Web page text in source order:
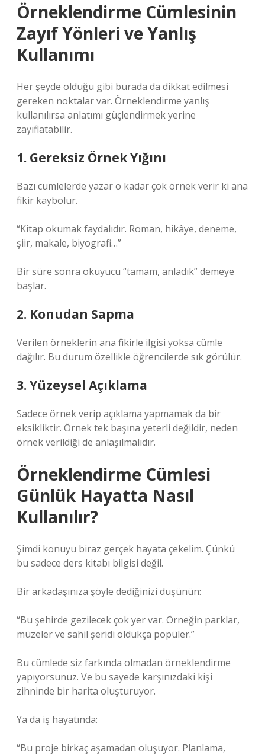
Örneklendirme Cümlesinin
Zayıf Yönleri ve Yanlış
Kullanımı
Her şeyde olduğu gibi burada da dikkat edilmesi
gereken noktalar var. Örneklendirme yanlış
kullanılırsa anlatımı güçlendirmek yerine
zayıflatabilir.
1. Gereksiz Örnek Yığını
Bazı cümlelerde yazar o kadar çok örnek verir ki ana
fikir kaybolur.
“Kitap okumak faydalıdır. Roman, hikâye, deneme,
şiir, makale, biyografi…”
Bir süre sonra okuyucu “tamam, anladık” demeye
başlar.
2. Konudan Sapma
Verilen örneklerin ana fikirle ilgisi yoksa cümle
dağılır. Bu durum özellikle öğrencilerde sık görülür.
3. Yüzeysel Açıklama
Sadece örnek verip açıklama yapmamak da bir
eksikliktir. Örnek tek başına yeterli değildir, neden
örnek verildiği de anlaşılmalıdır.
Örneklendirme Cümlesi
Günlük Hayatta Nasıl
Kullanılır?
Şimdi konuyu biraz gerçek hayata çekelim. Çünkü
bu sadece ders kitabı bilgisi değil.
Bir arkadaşınıza şöyle dediğinizi düşünün:
“Bu şehirde gezilecek çok yer var. Örneğin parklar,
müzeler ve sahil şeridi oldukça popüler.”
Bu cümlede siz farkında olmadan örneklendirme
yapıyorsunuz. Ve bu sayede karşınızdaki kişi
zihninde bir harita oluşturuyor.
Ya da iş hayatında:
“Bu proje birkaç aşamadan oluşuyor. Planlama,